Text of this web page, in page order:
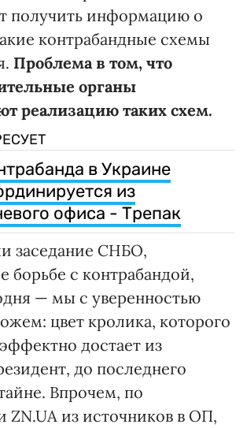
получить информацию о
контрабандные схемы
Проблема в том, что
органы
реализацию таких схем.
в Украине
из
офиса - Трепак
заседание СНБО,
борьбе с контрабандой,
— мы с уверенностью
цвет кролика, которого
достает из
до последнего
Впрочем, по
из источников в ОП,